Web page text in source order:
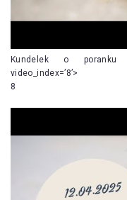
Kundelek o poranku
video_index=’8’>
8